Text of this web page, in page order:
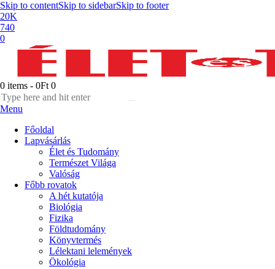
Skip to contentSkip to sidebarSkip to footer
20K
740
0
0 items - 0Ft 0
Menu
Főoldal
Lapvásárlás
Élet és Tudomány
Természet Világa
Valóság
Főbb rovatok
A hét kutatója
Biológia
Fizika
Földtudomány
Könyvtermés
Lélektani lelemények
Ökológia